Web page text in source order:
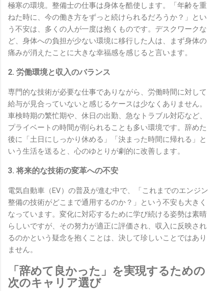
極寒の環境。整備士の仕事は身体を酷使します。「年齢を重
ねた時に、今の働き方をずっと続けられるだろうか？」とい
う不安は、多くの人が一度は抱くものです。デスクワークな
ど、身体への負担が少ない環境に移行した人は、まず身体の
痛みが消えたことに大きな幸福感を感じると言います。
2. 労働環境と収入のバランス
専門的な技術が必要な仕事でありながら、労働時間に対して
給与が見合っていないと感じるケースは少なくありません。
車検時期の繁忙期や、休日の出勤、急なトラブル対応など、
プライベートの時間が削られることも多い環境です。辞めた
後に「土日にしっかり休める」「決まった時間に帰れる」と
いう生活を送ると、心のゆとりが劇的に改善します。
3. 将来的な技術の変革への不安
電気自動車（EV）の普及が進む中で、「これまでのエンジン
整備の技術がどこまで通用するのか？」という不安も大きく
なっています。変化に対応するために学び続ける姿勢は素晴
らしいですが、その努力が適正に評価され、収入に反映され
るのかという疑念を抱くことは、決して珍しいことではあり
ません。
「辞めて良かった」を実現するための
次のキャリア選び